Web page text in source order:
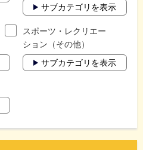
サブカテゴリを表示
スポーツ・レクリエー
ション（その他）
サブカテゴリを表示